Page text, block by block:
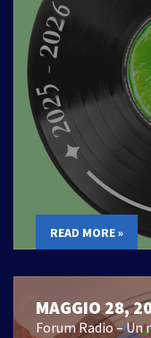
READ MORE »
MAGGIO 28,
Forum Radio –